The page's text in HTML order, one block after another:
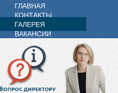
ГЛАВНАЯ
КОНТАКТЫ
ГАЛЕРЕЯ
ВАКАНСИИ